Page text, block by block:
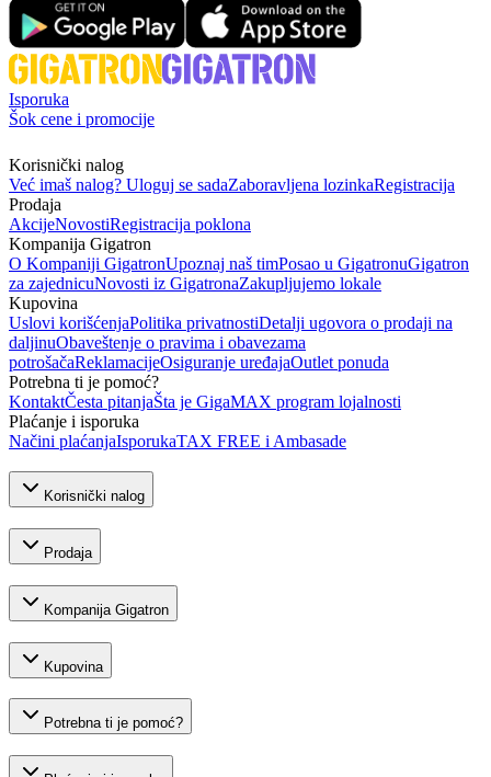
Isporuka
Šok cene i promocije
Korisnički nalog
Već imaš nalog? Uloguj se sadaZaboravljena lozinkaRegistracija
Prodaja
AkcijeNovostiRegistracija poklona
Kompanija Gigatron
O Kompaniji GigatronUpoznaj naš timPosao u GigatronuGigatron
za zajednicuNovosti iz GigatronaZakupljujemo lokale
Kupovina
Uslovi korišćenjaPolitika privatnostiDetalji ugovora o prodaji na
daljinuObaveštenje o pravima i obavezama
potrošačaReklamacijeOsiguranje uređajaOutlet ponuda
Potrebna ti je pomoć?
KontaktČesta pitanjaŠta je GigaMAX program lojalnosti
Plaćanje i isporuka
Načini plaćanjaIsporukaTAX FREE i Ambasade
Korisnički nalog
Prodaja
Kompanija Gigatron
Kupovina
Potrebna ti je pomoć?